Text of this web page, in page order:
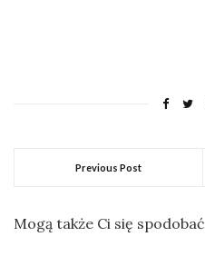
Previous Post
Mogą także Ci się spodobać